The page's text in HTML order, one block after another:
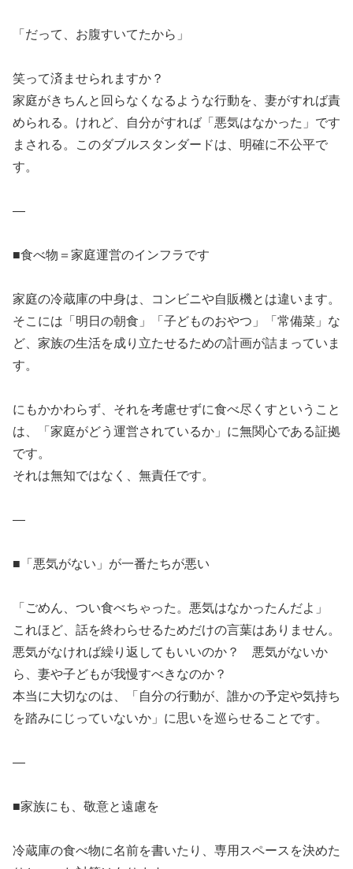
「だって、お腹すいてたから」
笑って済ませられますか？
家庭がきちんと回らなくなるような行動を、妻がすれば責
められる。けれど、自分がすれば「悪気はなかった」です
まされる。このダブルスタンダードは、明確に不公平で
す。
—
■食べ物＝家庭運営のインフラです
家庭の冷蔵庫の中身は、コンビニや自販機とは違います。
そこには「明日の朝食」「子どものおやつ」「常備菜」な
ど、家族の生活を成り立たせるための計画が詰まっていま
す。
にもかかわらず、それを考慮せずに食べ尽くすということ
は、「家庭がどう運営されているか」に無関心である証拠
です。
それは無知ではなく、無責任です。
—
■「悪気がない」が一番たちが悪い
「ごめん、つい食べちゃった。悪気はなかったんだよ」
これほど、話を終わらせるためだけの言葉はありません。
悪気がなければ繰り返してもいいのか？ 悪気がないか
ら、妻や子どもが我慢すべきなのか？
本当に大切なのは、「自分の行動が、誰かの予定や気持ち
を踏みにじっていないか」に思いを巡らせることです。
—
■家族にも、敬意と遠慮を
冷蔵庫の食べ物に名前を書いたり、専用スペースを決めた